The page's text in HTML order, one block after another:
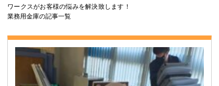
お客様の声
お問い合わせ
ワークスがお客様の悩みを解決致します！
業務用金庫の記事一覧